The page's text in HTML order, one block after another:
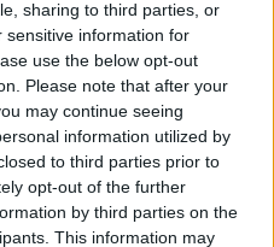
sharing to third parties, or
sensitive information for
use the below opt-out
Please note that after your
may continue seeing
information utilized by
to third parties prior to
opt-out of the further
by third parties on the
This information may